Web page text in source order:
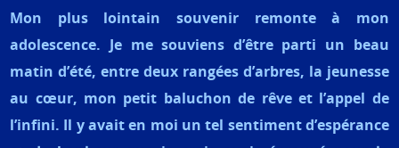
Mon plus lointain souvenir remonte à mon
adolescence. Je me souviens d’être parti un beau
matin d’été, entre deux rangées d’arbres, la jeunesse
au cœur, mon petit baluchon de rêve et l’appel de
l’infini. Il y avait en moi un tel sentiment d’espérance